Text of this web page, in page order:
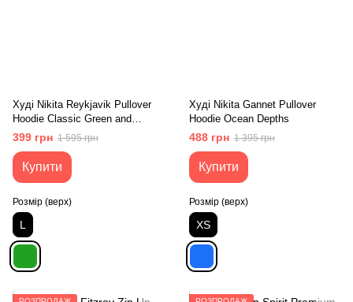
Худі Nikita Reykjavik Pullover
Hoodie Classic Green and
Andorra
399 грн 1 595 грн
Купити
Розмір (верх)
L
Худі Nikita Gannet Pullover
Hoodie Ocean Depths
488 грн 1 395 грн
Купити
Розмір (верх)
XS